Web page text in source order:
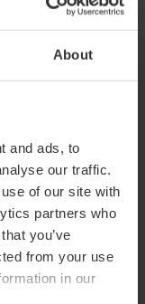
About
and ads, to
our traffic.
of our site with
partners who
you’ve
from your use
in our
der